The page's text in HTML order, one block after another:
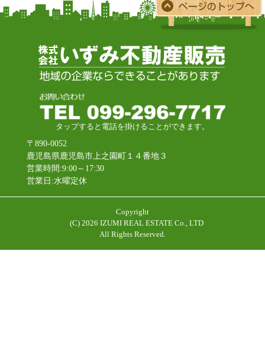
タップすると電話を掛けることができます。
〒890-0052
鹿児島県鹿児島市上之園町１４番地３
営業時間:9:00～17:30
営業日:水曜定休
Copyright
(C) 2026 IZUMI REAL ESTATE Co., LTD
All Rights Reserved.